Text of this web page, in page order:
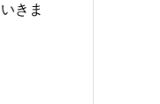
きま